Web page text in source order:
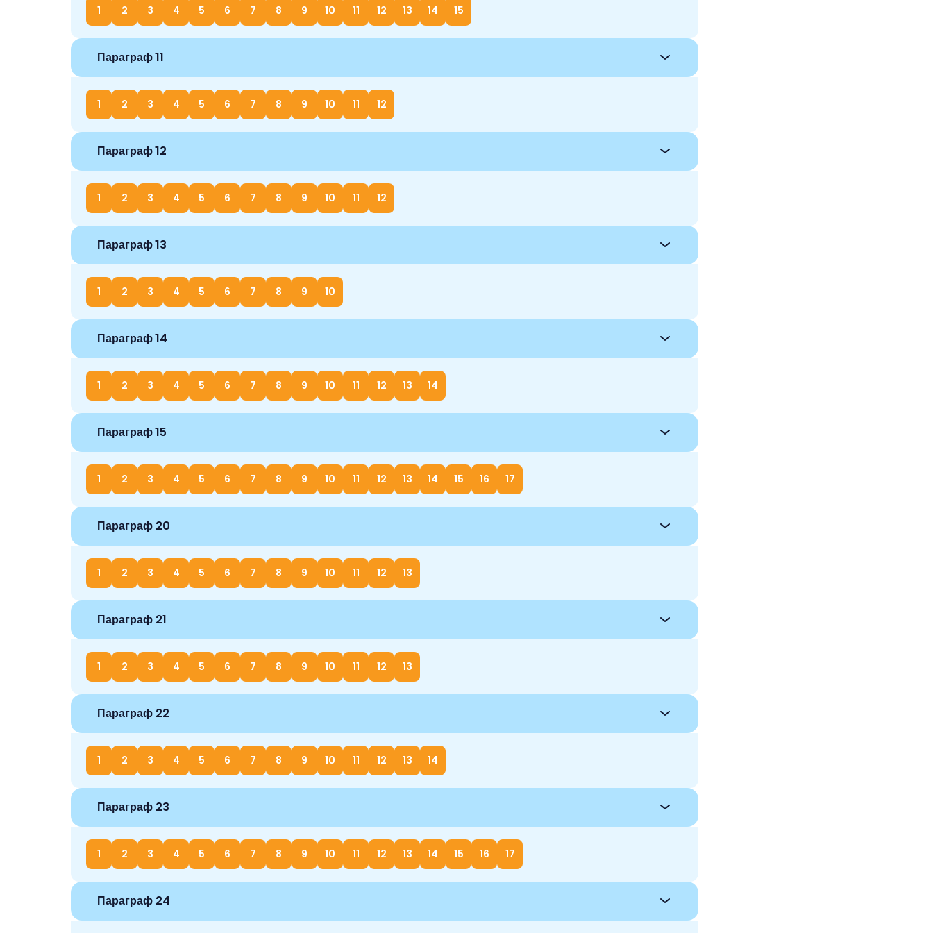
1 2 3 4 5 6 7 8 9 10 11 12 13 14 15
Параграф 11
1 2 3 4 5 6 7 8 9 10 11 12
Параграф 12
1 2 3 4 5 6 7 8 9 10 11 12
Параграф 13
1 2 3 4 5 6 7 8 9 10
Параграф 14
1 2 3 4 5 6 7 8 9 10 11 12 13 14
Параграф 15
1 2 3 4 5 6 7 8 9 10 11 12 13 14 15 16 17
Параграф 20
1 2 3 4 5 6 7 8 9 10 11 12 13
Параграф 21
1 2 3 4 5 6 7 8 9 10 11 12 13
Параграф 22
1 2 3 4 5 6 7 8 9 10 11 12 13 14
Параграф 23
1 2 3 4 5 6 7 8 9 10 11 12 13 14 15 16 17
Параграф 24